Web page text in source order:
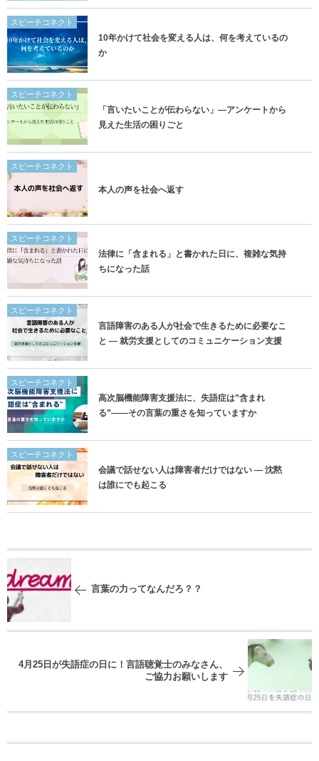
スピーチコネクト
10年かけて社会を変える人は、何を考えているの
か
スピーチコネクト
「言いたいことが伝わらない」―アンケートから
見えた生活の困りごと
スピーチコネクト
本人の声を社会へ返す
スピーチコネクト
法律に「含まれる」と書かれた日に、複雑な気持
ちになった話
スピーチコネクト
言語障害のある人が社会で生きるために必要なこ
と ― 就労支援としてのコミュニケーション支援
スピーチコネクト
高次脳機能障害支援法に、失語症は”含まれ
る”——その言葉の重さを知っていますか
スピーチコネクト
会議で話せない人は障害者だけではない ― 沈黙
は誰にでも起こる
言葉の力ってなんだろ？？
4月25日が失語症の日に！言語聴覚士のみなさん、
ご協力お願いします